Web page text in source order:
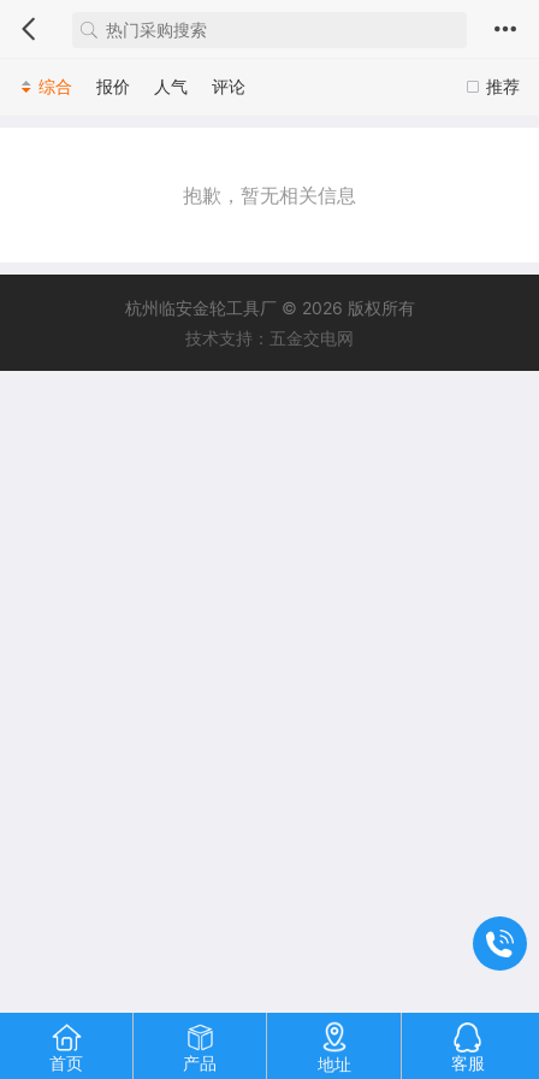
推荐
综合 报价 人气 评论
抱歉，暂无相关信息
杭州临安金轮工具厂 © 2026 版权所有
技术支持：五金交电网
首页 产品 地址 客服